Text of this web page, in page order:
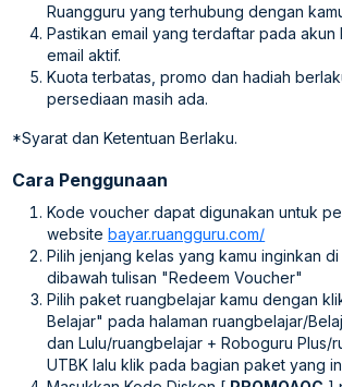
Ruangguru yang terhubung dengan
Pastikan email yang terdaftar pada akun
email aktif.
Kuota terbatas, promo dan hadiah
persediaan masih ada.
*Syarat dan Ketentuan Berlaku.
Cara Penggunaan
Kode voucher dapat digunakan untuk
websitebayar.ruangguru.com/
Pilih jenjang kelas yang kamu inginkan
dibawah tulisan "Redeem Voucher"
Pilih paket ruangbelajar kamu dengan
Belajar" pada halaman ruangbelajar/
dan Lulu/ruangbelajar + Roboguru Plus/
UTBK lalu klik pada bagian paket yang